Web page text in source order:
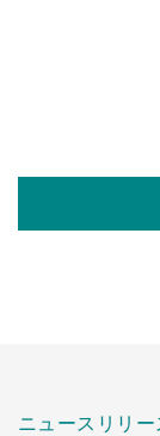
ニュースリリー